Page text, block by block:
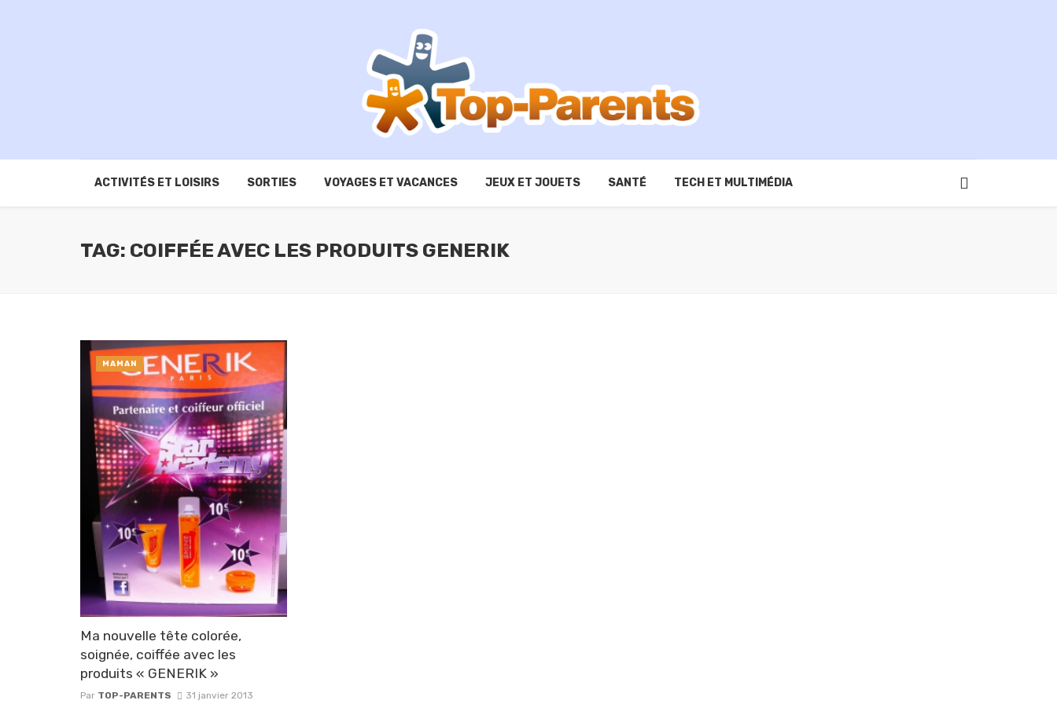
ACTIVITÉS ET LOISIRS SORTIES VOYAGES ET VACANCES JEUX ET JOUETS SANTÉ TECH ET MULTIMÉDIA
TAG: COIFFÉE AVEC LES PRODUITS GENERIK
Ma nouvelle tête colorée,
soignée, coiffée avec les
produits « GENERIK »
Par TOP-PARENTS 31 janvier 2013
MAMAN